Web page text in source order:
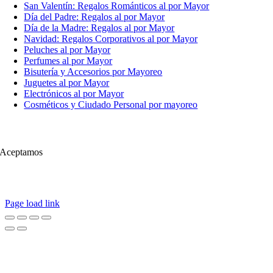
San Valentín: Regalos Románticos al por Mayor
Día del Padre: Regalos al por Mayor
Día de la Madre: Regalos al por Mayor
Navidad: Regalos Corporativos al por Mayor
Peluches al por Mayor
Perfumes al por Mayor
Bisutería y Accesorios por Mayoreo
Juguetes al por Mayor
Electrónicos al por Mayor
Cosméticos y Ciudado Personal por mayoreo
Aceptamos
Page load link